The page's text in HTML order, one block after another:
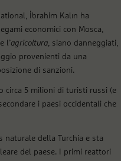
İbrahim Kalın ha
economici con Mosca,
e l’agricoltura , siano danneggiati,
provenienti da una
di sanzioni.
circa 5 milioni di turisti russi (e
i paesi occidentali che
naturale della Turchia e sta
del paese. I primi reattori